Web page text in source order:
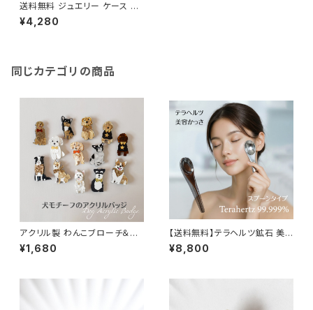
送料無料 ジュエリー ケース ポ
ーチ 携帯用 ゴールド 宝石 リン
グ ネックレス ピアス 旅行 ソノ
¥4,280
同じカテゴリの商品
アクリル製 わんこブローチ＆バ
ッジ Dogモチーフ ポーコピノ P
ocopinoドッグ アクリル製バッ
¥1,680
【送料無料】テラヘルツ鉱石 美
容かっさ 巡り ~Meguri~ スプ
ーン型フェイスケア マッサージ
こり ふくらはぎ 足ツボ 対策 マ
¥8,800